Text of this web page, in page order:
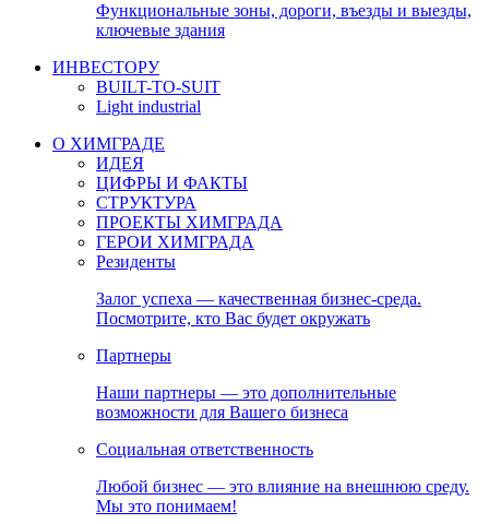
Функциональные зоны, дороги, въезды и выезды,
ключевые здания
ИНВЕСТОРУ
BUILT-TO-SUIT
Light industrial
О ХИМГРАДЕ
ИДЕЯ
ЦИФРЫ И ФАКТЫ
СТРУКТУРА
ПРОЕКТЫ ХИМГРАДА
ГЕРОИ ХИМГРАДА
Резиденты
Залог успеха — качественная бизнес-среда.
Посмотрите, кто Вас будет окружать
Партнеры
Наши партнеры — это дополнительные
возможности для Вашего бизнеса
Социальная ответственность
Любой бизнес — это влияние на внешнюю среду.
Мы это понимаем!